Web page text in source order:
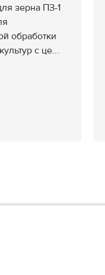
зерна ПЗ-1
обработки
с це...